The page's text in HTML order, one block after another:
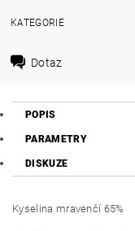
KATEGORIE
Dotaz
POPIS
PARAMETRY
DISKUZE
Kyselina mravenčí 65%